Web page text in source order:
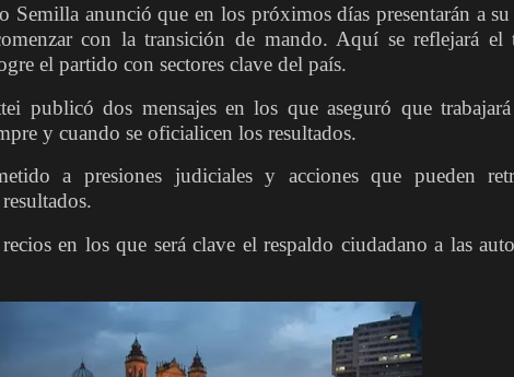
Semilla anunció que en los próximos días presentarán a
con la transición de mando. Aquí se reflejará el
el partido con sectores clave del país.
publicó dos mensajes en los que aseguró que
y cuando se oficialicen los resultados.
a presiones judiciales y acciones que pueden
en los que será clave el respaldo ciudadano a las